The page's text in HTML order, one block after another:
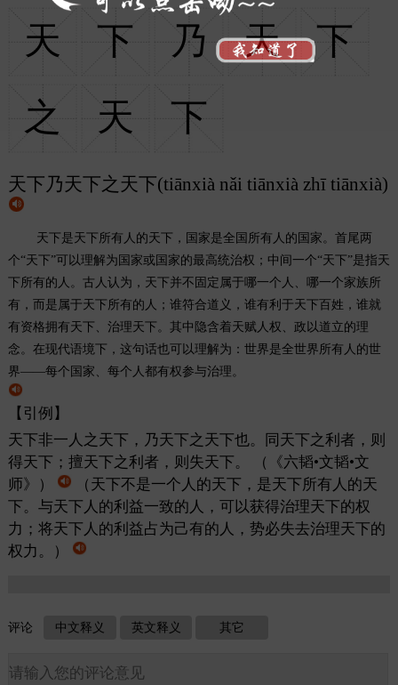
天 下 乃 天
下
之
天 下
天下乃天下之天下(tiānxià nǎi tiānxià zhī tiānxià)
天下是天下所有人的天下，国家是全国所有人的国家。首尾两
个“天下”可以理解为国家或国家的最高统治权；中间一个“天下”是指天
下所有的人。古人认为，天下并不固定属于哪一个人、哪一个家族所
有，而是属于天下所有的人；谁符合道义，谁有利于天下百姓，谁就
有资格拥有天下、治理天下。其中隐含着天赋人权、政以道立的理
念。在现代语境下，这句话也可以理解为：世界是全世界所有人的世
界——每个国家、每个人都有权参与治理。
【引例】
天下非一人之天下，乃天下之天下也。同天下之利者，则
得天下；擅天下之利者，则失天下。
（《六韬•文韬•文
师》）
（天下不是一个人的天下，是天下所有人的天
下。与天下人的利益一致的人，可以获得治理天下的权
力；将天下人的利益占为己有的人，势必失去治理天下的
权力。）
评论 中文释义 英文释义 其它